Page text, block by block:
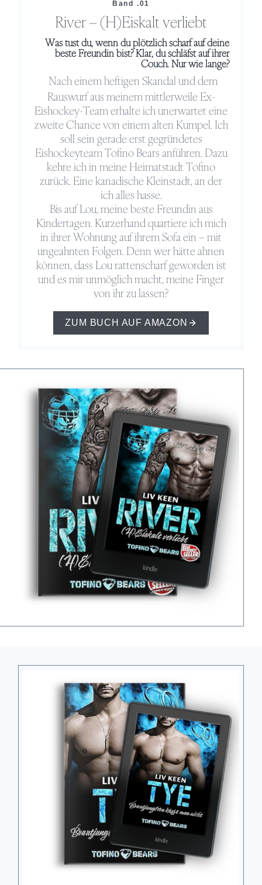
Band .01
River – (H)Eiskalt verliebt
Was tust du, wenn du plötzlich scharf auf deine
beste Freundin bist? Klar, du schläfst auf ihrer
Couch. Nur wie lange?
Nach einem heftigen Skandal und dem
Rauswurf aus meinem mittlerweile Ex-
Eishockey-Team erhalte ich unerwartet eine
zweite Chance von einem alten Kumpel. Ich
soll sein gerade erst gegründetes
Eishockeyteam Tofino Bears anführen. Dazu
kehre ich in meine Heimatstadt Tofino
zurück. Eine kanadische Kleinstadt, an der
ich alles hasse.
Bis auf Lou, meine beste Freundin aus
Kindertagen. Kurzerhand quartiere ich mich
in ihrer Wohnung auf ihrem Sofa ein – mit
ungeahnten Folgen. Denn wer hätte ahnen
können, dass Lou rattenscharf geworden ist
und es mir unmöglich macht, meine Finger
von ihr zu lassen?
ZUM BUCH AUF AMAZON